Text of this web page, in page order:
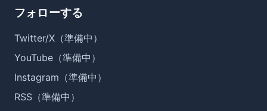
フォローする
Twitter/X（準備中）
YouTube（準備中）
Instagram（準備中）
RSS（準備中）